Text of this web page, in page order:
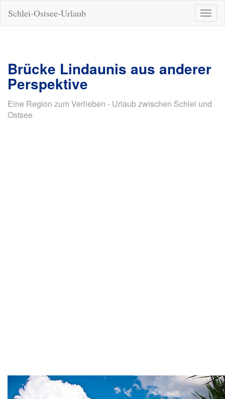
ein-/
Schlei-Ostsee-Urlaub
Brücke Lindaunis aus anderer
Perspektive
Eine Region zum Verlieben - Urlaub zwischen Schlei und
Ostsee